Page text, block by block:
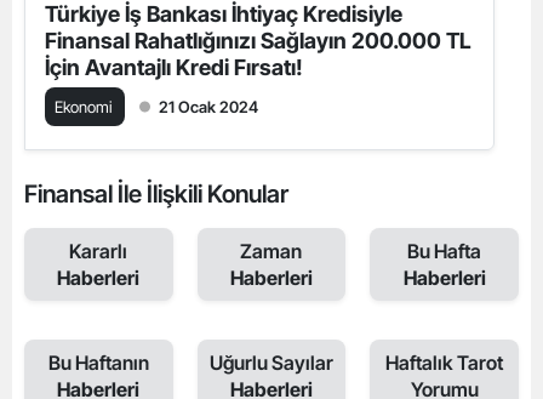
Türkiye İş Bankası İhtiyaç Kredisiyle
Finansal Rahatlığınızı Sağlayın 200.000 TL
İçin Avantajlı Kredi Fırsatı!
Ekonomi 21 Ocak 2024
Finansal İle İlişkili Konular
Kararlı
Haberleri
Zaman
Haberleri
Bu Hafta
Haberleri
Bu Haftanın
Haberleri
Uğurlu Sayılar
Haberleri
Haftalık Tarot
Yorumu